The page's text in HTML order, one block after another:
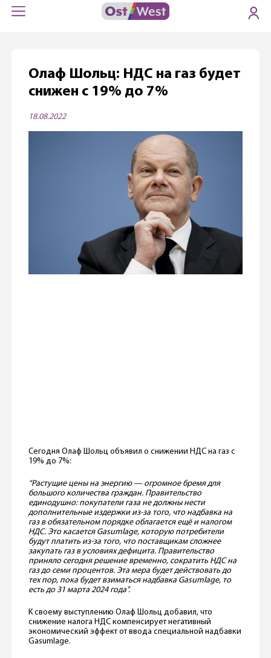
Олаф Шольц: НДС на газ будет
снижен с 19% до 7%
18.08.2022
Сегодня Олаф Шольц объявил о снижении НДС на газ с
19% до 7%:
“Растущие цены на энергию — огромное бремя для
большого количества граждан. Правительство
единодушно: покупатели газа не должны нести
дополнительные издержки из-за того, что надбавка на
газ в обязательном порядке облагается ещё и налогом
НДС. Это касается Gasumlage, которую потребители
будут платить из-за того, что поставщикам сложнее
закупать газ в условиях дефицита. Правительство
приняло сегодня решение временно, сократить НДС на
газ до семи процентов. Эта мера будет действовать до
тех пор, пока будет взиматься надбавка Gasumlage, то
есть до 31 марта 2024 года”.
К своему выступлению Олаф Шольц добавил, что
снижение налога НДС компенсирует негативный
экономический эффект от ввода специальной надбавки
Gasumlage.